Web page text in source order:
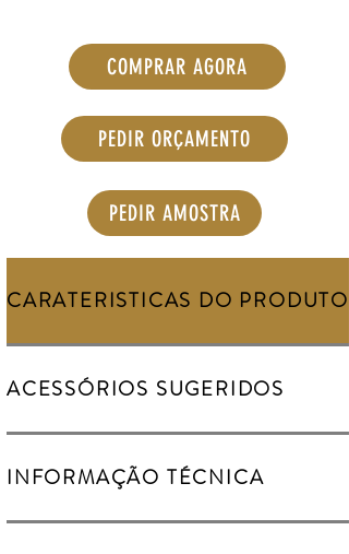
COMPRAR AGORA
PEDIR ORÇAMENTO
PEDIR AMOSTRA
CARATERISTICAS DO PRODUTO
ACESSÓRIOS SUGERIDOS
INFORMAÇÃO TÉCNICA